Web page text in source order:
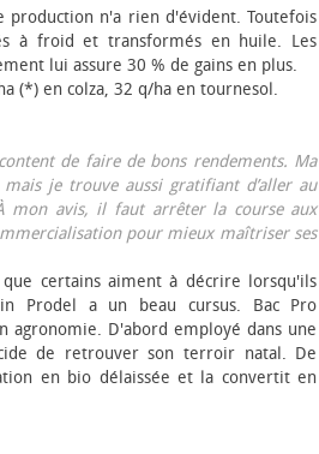
n'a rien d'évident. Toutefois
à froid et transformés en huile. Les
lui assure 30 % de gains en plus.
(*) en colza, 32 q/ha en tournesol.
de faire de bons rendements. Ma
je trouve aussi gratifiant d’aller au
mon avis, il faut arrêter la course aux
pour mieux maîtriser ses
certains aiment à décrire lorsqu'ils
Prodel a un beau cursus. Bac Pro
agronomie. D'abord employé dans une
de retrouver son terroir natal. De
en bio délaissée et la convertit en